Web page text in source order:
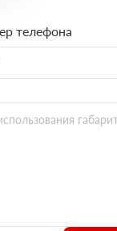
телефона